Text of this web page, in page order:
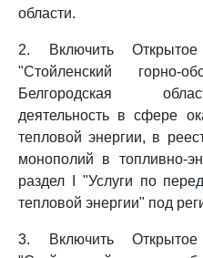
области.
2. Включить
"Стойленский горно-
Белгородская
деятельность в сфере
тепловой энергии, в
монополий в топливно-
раздел I "Услуги по
тепловой энергии" под
3. Включить